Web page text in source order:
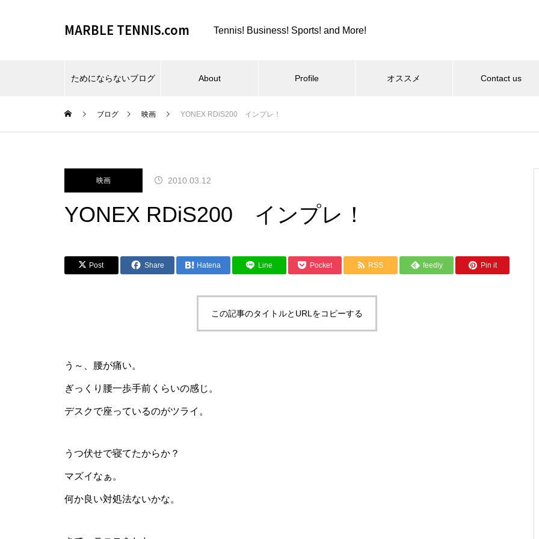
MARBLE TENNIS.com Tennis! Business! Sports! and More!
ためにならないブログ About Profile オススメ Contact us
ビーチスポーツとか、夏とか。
仕事場とか、REC FESTA と
コロンビア８とか、全日本９位
ブログ 映画 YONEX RDiS200 インプレ！
映画 2010.03.12
YONEX RDiS200 インプレ！
Post Share Hatena Line Pocket RSS feedly Pin it
この記事のタイトルとURLをコピーする
う～、腰が痛い。
ぎっくり腰一歩手前くらいの感じ。
デスクで座っているのがツライ。
うつ伏せで寝てたからか？
マズイなぁ。
何か良い対処法ないかな。